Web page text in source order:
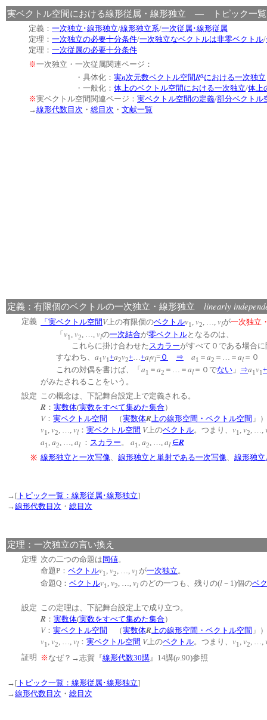
実ベクトル空間における線形従属・線形独立 ― トピック
定義： 一次独立･線形独立/線形独立系/一次従属･線形従属
定理： 一次独立の必要十分条件/一次独立なベクトルは非零ベクトル/
定理： 一次従属の必要十分条件
※一次独立・一次従属関連ページ：
・具体化： 実n次元数ベクトル空間Rnにおける一次独立
・一般化： 体上のベクトル空間における一次独立/体上
※実ベクトル空間関連ページ： 実ベクトル空間の定義/部分ベクトル
→線形代数目次 ・ 総目次 ・ 文献一覧
定義：有限個のベクトルの一次独立・線形独立 linearly
定義 「実ベクトル空間 V上の有限個のベクトルv1 , v2, …, vlが一次独立
「v1 v2 vlの一次結合が零ベクトルとなるのは、
これらに掛け合わせたスカラーがすべて０である場
すなわち、 a1v1+a2v2+…+alvl= ０ ⇒ a1 ＝ a2 ＝…＝ al ＝０
これの対偶を書けば、「 a1 ＝ a2 ＝…＝ al ＝０でない 」 ⇒a1v1+
がみたされることをいう。
設定 この概念は、下記舞台設定上で定義される。
R ： 実数体(実数をすべて集めた集合）
V： 実ベクトル空間 （実数体R上の線形空間・ベクトル空間
v1 , v2, …, vl ： 実ベクトル空間 V上のベクトル。つまり、 v1 , v2, …,
a1 a2 al ： スカラー 。 a1 a2 al ∈R
※ 線形独立と一次写像、 線形独立と単射である一次写像、 線形独
→[ トピック一覧：線形従属･線形独立]
→線形代数目次 ・ 総目次
定理：一次独立の言い換え
定理 次の二つの命題は 同値。
命題P： ベクトルv1 , v2, …, vl が一次独立。
命題Q： ベクトルv1 v2 vl のどの一つも、残りの(l －1)個のベ
設定 この定理は、下記舞台設定上で成り立つ。
R ： 実数体(実数をすべて集めた集合）
V： 実ベクトル空間 （実数体R上の線形空間・ベクトル空間
v1 , v2, …, vl ： 実ベクトル空間 V上のベクトル。つまり、 v1 , v2, …,
証明 ※ なぜ？→志賀『線形代数30講』14講(p.90)参照
→[ トピック一覧：線形従属･線形独立]
→線形代数目次 ・ 総目次